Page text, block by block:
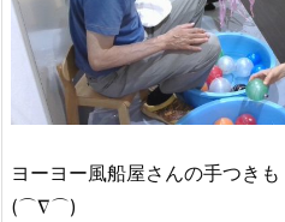
ヨーヨー風船屋さんの手つき
(⌒∇⌒)